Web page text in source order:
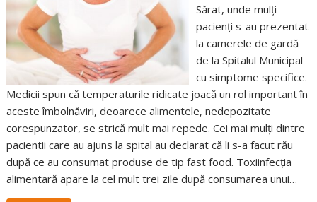
Sărat, unde mulți
pacienți s-au prezentat
la camerele de gardă
de la Spitalul Municipal
cu simptome specifice.
Medicii spun că temperaturile ridicate joacă un rol important în
aceste îmbolnăviri, deoarece alimentele, nedepozitate
corespunzator, se strică mult mai repede. Cei mai mulți dintre
pacientii care au ajuns la spital au declarat că li s-a facut rău
după ce au consumat produse de tip fast food. Toxiinfecția
alimentară apare la cel mult trei zile după consumarea unui…